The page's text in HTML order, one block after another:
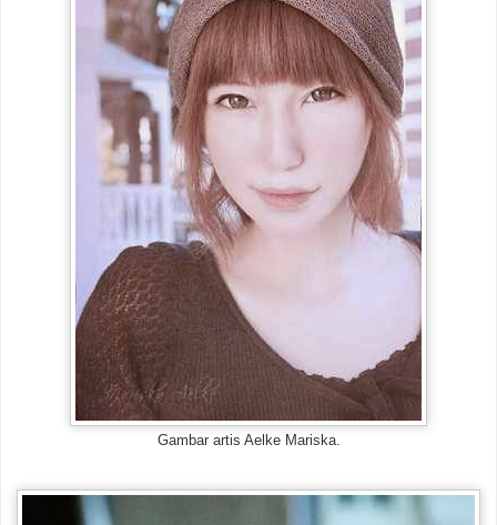
Gambar artis Aelke Mariska.